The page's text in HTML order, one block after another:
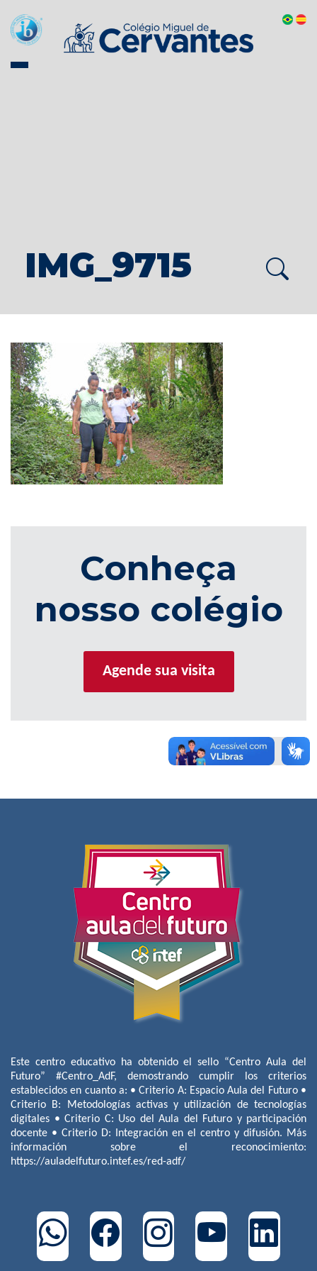
IMG_9715
Conheça
nosso colégio
Agende sua visita
Este centro educativo ha obtenido el sello “Centro Aula del
Futuro” #Centro_AdF, demostrando cumplir los criterios
establecidos en cuanto a: • Criterio A: Espacio Aula del Futuro •
Criterio B: Metodologías activas y utilización de tecnologías
digitales • Criterio C: Uso del Aula del Futuro y participación
docente • Criterio D: Integración en el centro y difusión. Más
información sobre el reconocimiento:
https://auladelfuturo.intef.es/red-adf/